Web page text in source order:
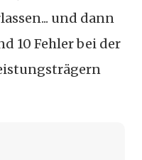
und dann
10 Fehler bei der